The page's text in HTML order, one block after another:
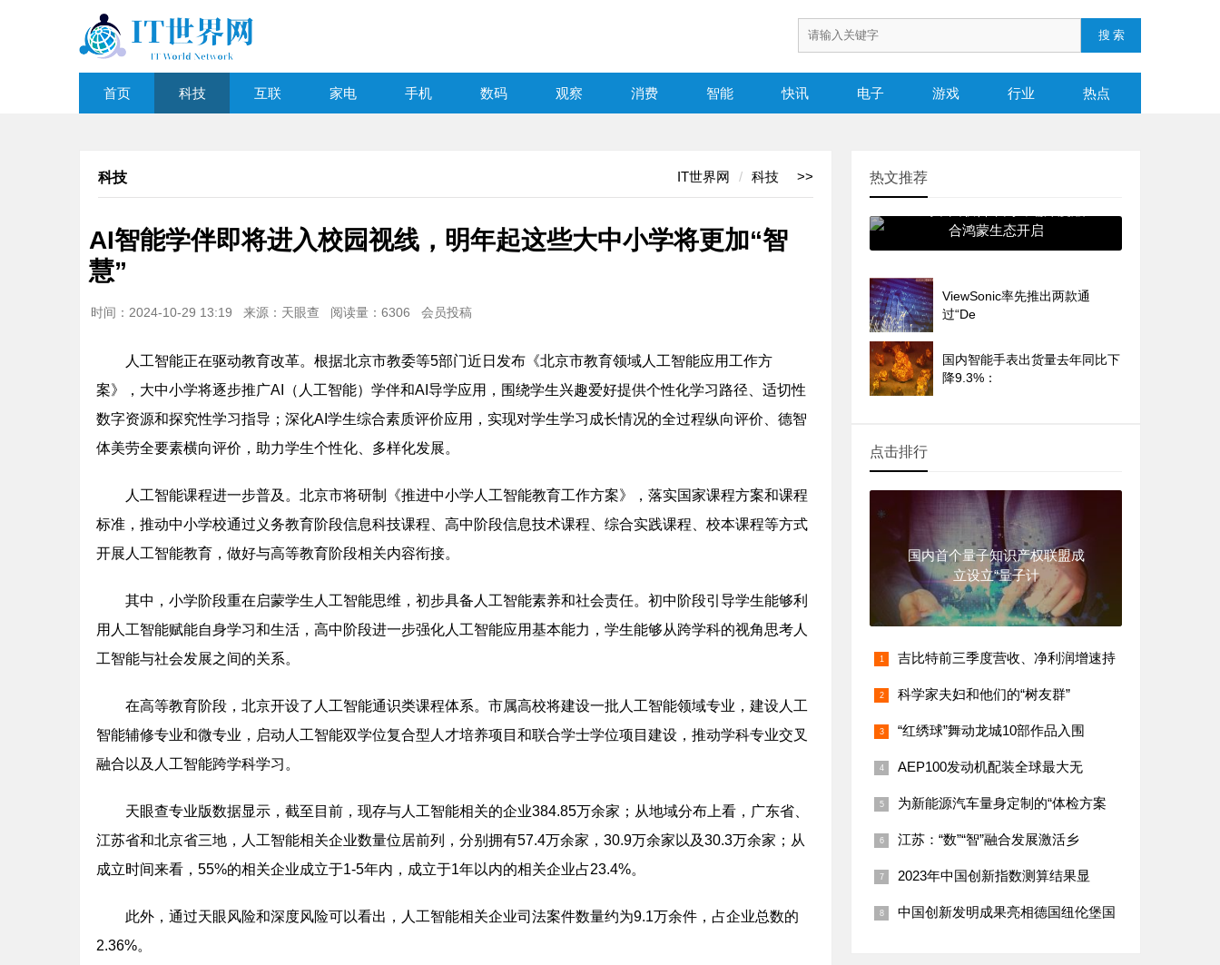
首页 科技 互联 家电 手机 数码 观察 消费 智能 快讯 电子 游戏 行业 热点
IT世界网 >>
科技
科技
AI智能学伴即将进入校园视线，明年起这些大中小学将更加“智
慧”
时间：2024-10-29 13:19 来源：天眼查 阅读量：6306 会员投稿
人工智能正在驱动教育改革。根据北京市教委等5部门近日发布《北京市教育领域人工智能应用工作方
案》，大中小学将逐步推广AI（人工智能）学伴和AI导学应用，围绕学生兴趣爱好提供个性化学习路径、适切性
数字资源和探究性学习指导；深化AI学生综合素质评价应用，实现对学生学习成长情况的全过程纵向评价、德智
体美劳全要素横向评价，助力学生个性化、多样化发展。
人工智能课程进一步普及。北京市将研制《推进中小学人工智能教育工作方案》，落实国家课程方案和课程
标准，推动中小学校通过义务教育阶段信息科技课程、高中阶段信息技术课程、综合实践课程、校本课程等方式
开展人工智能教育，做好与高等教育阶段相关内容衔接。
其中，小学阶段重在启蒙学生人工智能思维，初步具备人工智能素养和社会责任。初中阶段引导学生能够利
用人工智能赋能自身学习和生活，高中阶段进一步强化人工智能应用基本能力，学生能够从跨学科的视角思考人
工智能与社会发展之间的关系。
在高等教育阶段，北京开设了人工智能通识类课程体系。市属高校将建设一批人工智能领域专业，建设人工
智能辅修专业和微专业，启动人工智能双学位复合型人才培养项目和联合学士学位项目建设，推动学科专业交叉
融合以及人工智能跨学科学习。
天眼查专业版数据显示，截至目前，现存与人工智能相关的企业384.85万余家；从地域分布上看，广东省、
江苏省和北京省三地，人工智能相关企业数量位居前列，分别拥有57.4万余家，30.9万余家以及30.3万余家；从
成立时间来看，55%的相关企业成立于1-5年内，成立于1年以内的相关企业占23.4%。
此外，通过天眼风险和深度风险可以看出，人工智能相关企业司法案件数量约为9.1万余件，占企业总数的
2.36%。
热文推荐
合鸿蒙生态开启
ViewSonic率先推出两款通
过“De
国内智能手表出货量去年同比下
降9.3%：
点击排行
国内首个量子知识产权联盟成
立设立“量子计
吉比特前三季度营收、净利润增速持
科学家夫妇和他们的“树友群”
“红绣球”舞动龙城10部作品入围
AEP100发动机配装全球最大无
为新能源汽车量身定制的“体检方案
江苏：“数”“智”融合发展激活乡
2023年中国创新指数测算结果显
中国创新发明成果亮相德国纽伦堡国